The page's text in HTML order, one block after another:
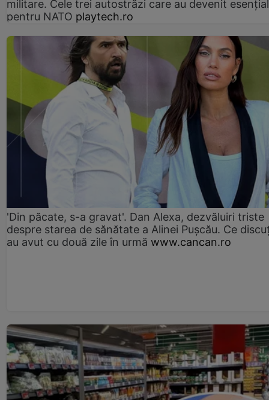
militare. Cele trei autostrăzi care au devenit
pentru NATO playtech.ro
'Din păcate, s-a gravat'. Dan Alexa, dezvăluiri triste
despre starea de sănătate a Alinei Pușcău. Ce
au avut cu două zile în urmă www.cancan.ro